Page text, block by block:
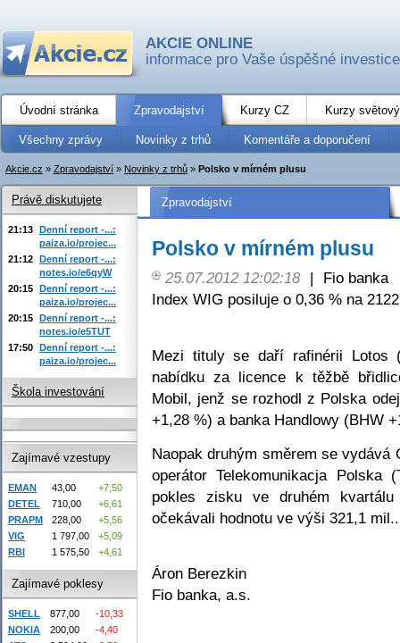
AKCIE ONLINE
informace pro Vaše úspěšné investice
Úvodní stránka Zpravodajství Kurzy CZ Kurzy
Všechny zprávy Novinky z trhů Komentáře a doporučení
Akcie.cz » Zpravodajství » Novinky z trhů » Polsko v mírném plusu
Zpravodajství
Polsko v mírném plusu
25.07.2012 12:02:18 |
Fio banka
Index WIG posiluje o 0,36 % na
Mezi tituly se daří rafinérii Lotos
nabídku za licence k těžbě
Mobil, jenž se rozhodl z Polska
+1,28 %) a banka Handlowy (BHW
Naopak druhým směrem se vydává
operátor Telekomunikacja
pokles zisku ve druhém
očekávali hodnotu ve výši 321,1 mil..
Áron Berezkin
Fio banka, a.s.
Právě diskutujete
21:13 Denní report -...:
paiza.io/projec...
21:12 Denní report -...:
notes.io/e6qyW
20:15 Denní report -...:
paiza.io/projec...
20:15 Denní report -...:
notes.io/e5TUT
17:50 Denní report -...:
paiza.io/projec...
Škola investování
Zajímavé vzestupy
EMAN 43,00
+7,50
DETEL
710,00
+6,61
PRAPM
228,00
+5,56
VIG
1 797,00
+5,09
RBI
1 575,50 +4,61
Zajímavé poklesy
SHELL 877,00
-10,33
NOKIA
200,00
-4,40